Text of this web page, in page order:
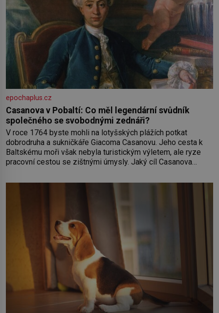
epochaplus.cz
Casanova v Pobaltí: Co měl legendární svůdník
společného se svobodnými zednáři?
V roce 1764 byste mohli na lotyšských plážích potkat
dobrodruha a sukničkáře Giacoma Casanovu. Jeho cesta k
Baltskému moři však nebyla turistickým výletem, ale ryze
pracovní cestou se zištnými úmysly. Jaký cíl Casanova
Rigy? Casanova v Pobaltí kontaktoval tamní zednářské lóže.
Nebyl v této oblasti žádným nováčkem, protože do